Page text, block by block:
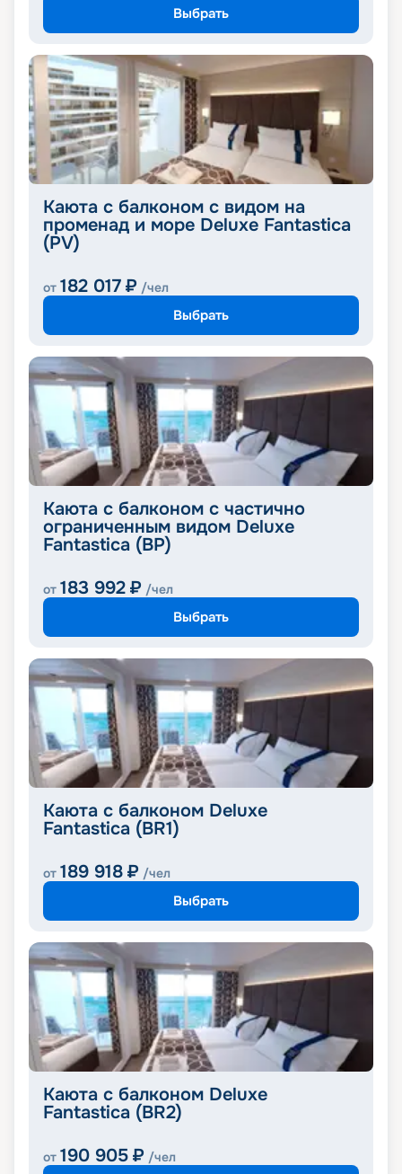
Выбрать
Каюта с балконом с видом на
променад и море Deluxe Fantastica
(PV)
от 182 017 ₽ /чел
Выбрать
Каюта с балконом с частично
ограниченным видом Deluxe
Fantastica (BP)
от 183 992 ₽ /чел
Выбрать
Каюта с балконом Deluxe
Fantastica (BR1)
от 189 918 ₽ /чел
Выбрать
Каюта с балконом Deluxe
Fantastica (BR2)
от 190 905 ₽ /чел